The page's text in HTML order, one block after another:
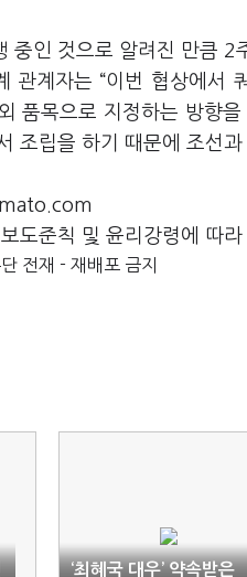
중인 것으로 알려진 만큼
관계자는 “이번 협상에서
품목으로 지정하는 방향
조립을 하기 때문에 조선
도준칙 및 윤리강령에 따
전재 - 재배포 금지
‘최혜국 대우’ 약속받은